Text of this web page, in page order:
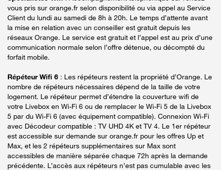
vous pris sur orange.fr selon disponibilité ou via appel au Service
Client du lundi au samedi de 8h à 20h. Le temps d’attente avant
la mise en relation avec un conseiller est gratuit depuis les
réseaux Orange. Le service est gratuit et l’appel est au prix d’une
communication normale selon l’offre détenue, ou décompté du
forfait mobile.
Répéteur Wifi 6 : Les répéteurs restent la propriété d’Orange. Le
nombre de répéteurs nécessaires dépend de la taille de votre
logement. Le répéteur permet d’étendre la couverture wifi de
votre Livebox en Wi-Fi 6 ou de remplacer le Wi-Fi 5 de la Livebox
5 par du Wi-Fi 6 (avec équipement compatible). Connexion Wi-Fi
avec Décodeur compatible : TV UHD 4K et TV 4. Le 1er répéteur
est accessible sur demande sur orange.fr pour les offres Up et
Max, et les 2 répéteurs supplémentaires sur Max sont
accessibles de manière séparée chaque 72h après la demande
précédente. L’accès aux répéteurs n’est pas cumulable avec les